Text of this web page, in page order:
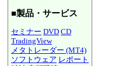
■製品・サービス
セミナー DVD CD
TradingView
メタトレーダー (MT4)
ソフトウェア レポート